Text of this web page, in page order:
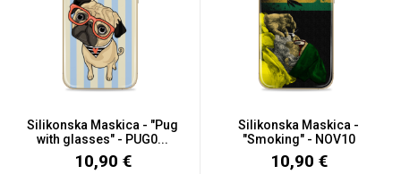
Silikonska Maskica - "Pug
with glasses" - PUG0...
10,90 €
Silikonska Maskica -
"Smoking" - NOV10
10,90 €